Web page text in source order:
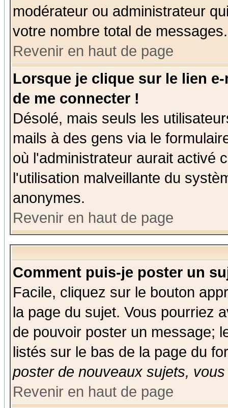
modérateur ou administrateur
votre nombre total de messages.
Revenir en haut de page
Lorsque je clique sur le lien
de me connecter !
Désolé, mais seuls les
mails à des gens via le
où l'administrateur aurait activé
l'utilisation malveillante du
anonymes.
Revenir en haut de page
Comment puis-je poster un
Facile, cliquez sur le bouton
la page du sujet. Vous pourriez
de pouvoir poster un message;
listés sur le bas de la page du
poster de nouveaux sujets,
Revenir en haut de page